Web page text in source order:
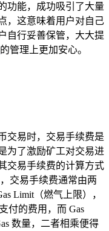
功能，成功吸引了大量
，这意味着用户对自己
自行妥善保管，大大提
的管理上更加安心。
交易时，交易手续费是
为了激励矿工对交易进
交易手续费的计算方式
交易手续费通常由两
Limit（燃气上限），
付的费用，而 Gas
数量，二者相乘便得